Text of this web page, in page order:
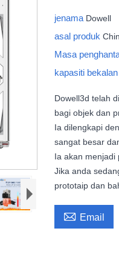
jenama Dowell
asal produk
Masa
kapasiti bekalan
Dowell3d telah
bagi objek dan
Ia dilengkapi
sangat besar
Ia akan menjadi
Jika anda
prototaip dan
 Email